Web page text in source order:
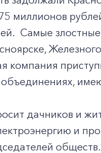
миллионов
Самые
компания
объединениях,
дачников и
и